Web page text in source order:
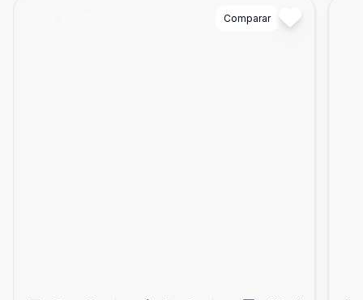
Comparar